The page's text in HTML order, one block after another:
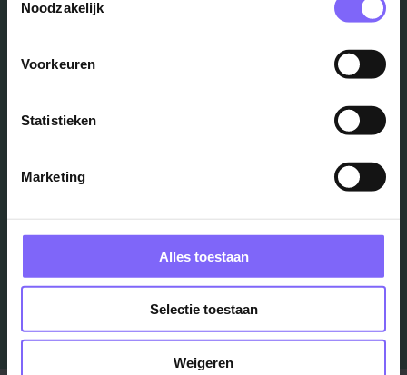
Noodzakelijk
Voorkeuren
Statistieken
Marketing
Alles toestaan
Selectie toestaan
Weigeren
in je mailbox?
Schrijf je in en we houden je op de hoogte